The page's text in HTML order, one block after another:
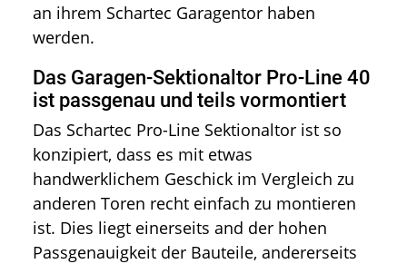
an ihrem Schartec Garagentor haben
werden.
Das Garagen-Sektionaltor Pro-Line 40
ist passgenau und teils vormontiert
Das Schartec Pro-Line Sektionaltor ist so
konzipiert, dass es mit etwas
handwerklichem Geschick im Vergleich zu
anderen Toren recht einfach zu montieren
ist. Dies liegt einerseits and der hohen
Passgenauigkeit der Bauteile, andererseits